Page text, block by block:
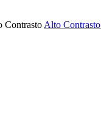
Contrasto Alto Contrasto